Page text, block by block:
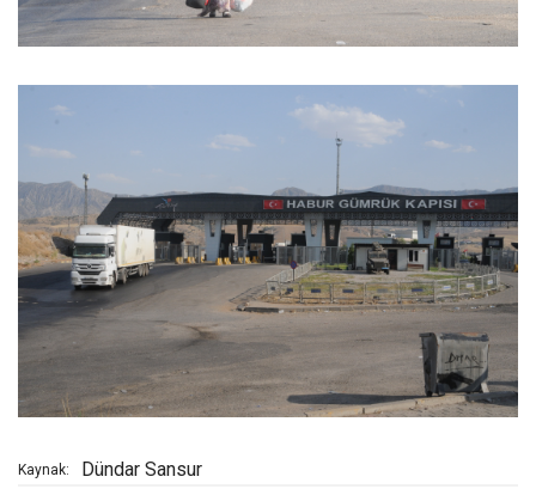
Kaynak: Dündar Sansur